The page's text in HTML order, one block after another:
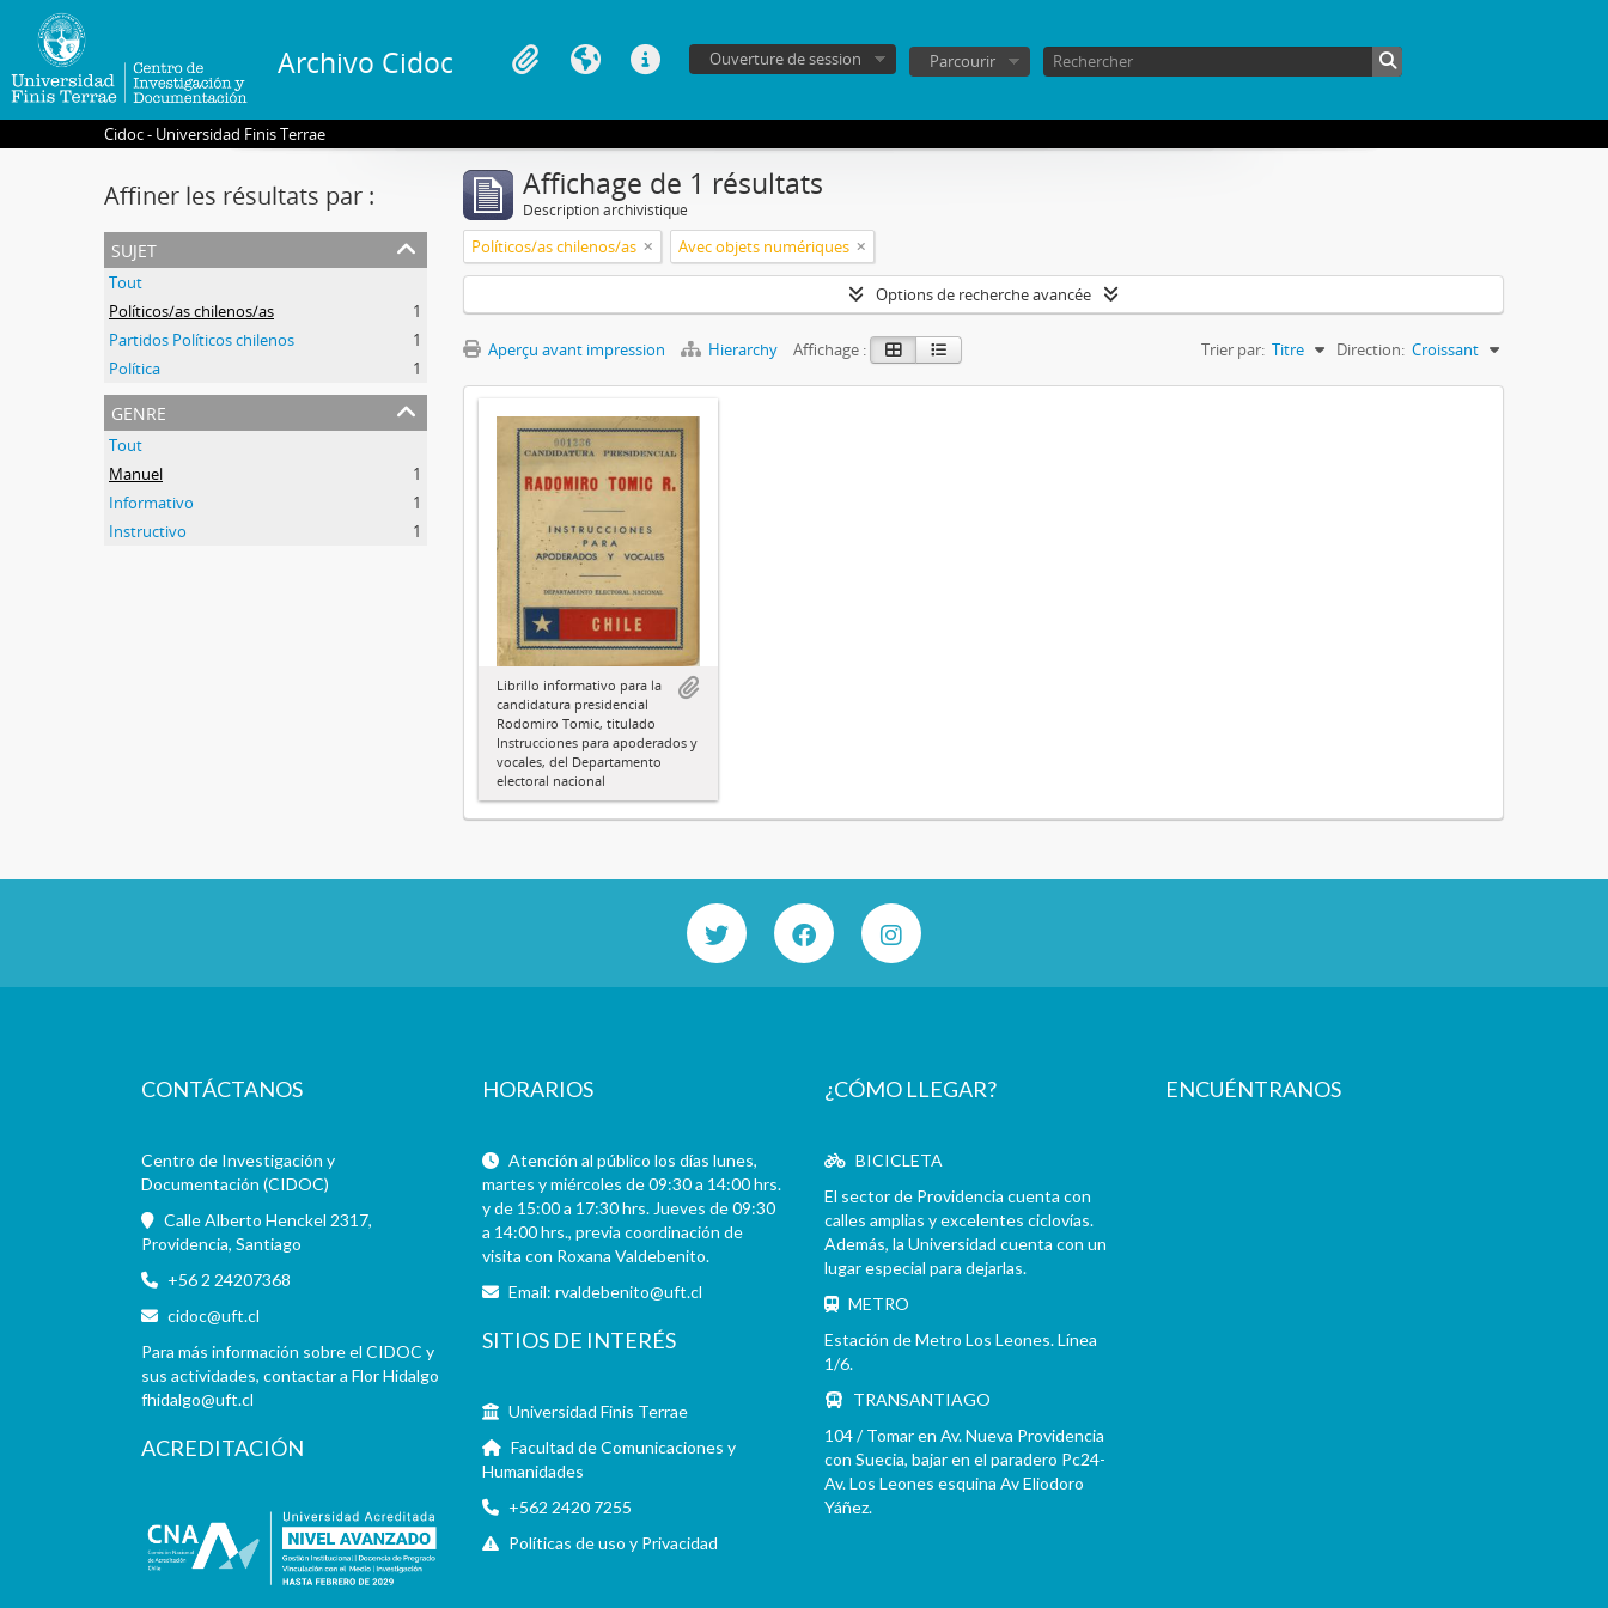
Archivo Cidoc Ouverture de session Parcourir
Cidoc - Universidad Finis Terrae
Affiner les résultats par :
sujet
Tout
Políticos/as chilenos/as
1
Partidos Políticos chilenos
1
Política
1
genre
Tout
Manuel
1
Informativo
1
Instructivo
1
Affichage de 1 résultats
Description archivistique
Políticos/as chilenos/as Avec objets numériques
Options de recherche avancée
Aperçu avant impression Hierarchy Affichage : Trier par: Titre Direction: Croissant
Librillo informativo para la
candidatura presidencial
Rodomiro Tomic, titulado
Instrucciones para apoderados y
vocales, del Departamento
electoral nacional
CONTÁCTANOS
Centro de Investigación y
Documentación (CIDOC)
Calle Alberto Henckel 2317,
Providencia, Santiago
+56 2 24207368
cidoc@uft.cl
Para más información sobre el CIDOC y
sus actividades, contactar a Flor Hidalgo
fhidalgo@uft.cl
ACREDITACIÓN
HORARIOS
Atención al público los días lunes,
martes y miércoles de 09:30 a 14:00 hrs.
y de 15:00 a 17:30 hrs. Jueves de 09:30
a 14:00 hrs., previa coordinación de
visita con Roxana Valdebenito.
Email:rvaldebenito@uft.cl
SITIOS DE INTERÉS
Universidad Finis Terrae
Facultad de Comunicaciones y
Humanidades
+562 2420 7255
Políticas de uso y Privacidad
¿CÓMO LLEGAR?
BICICLETA
El sector de Providencia cuenta con
calles amplias y excelentes ciclovías.
Además, la Universidad cuenta con un
lugar especial para dejarlas.
METRO
Estación de Metro Los Leones. Línea
1/6.
TRANSANTIAGO
104 / Tomar en Av. Nueva Providencia
con Suecia, bajar en el paradero Pc24-
Av. Los Leones esquina Av Eliodoro
Yáñez.
ENCUÉNTRANOS